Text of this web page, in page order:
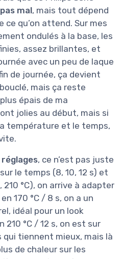
mal, mais tout dépend
qu’on attend. Sur mes
ondulés à la base, les
assez brillantes, et
avec un peu de laque
de journée, ça devient
mais ça reste
épais de ma
jolies au début, mais si
température et le temps,
, ce n’est pas juste
le temps (8, 10, 12 s) et
°C), on arrive à adapter
170 °C / 8 s, on a un
idéal pour un look
210 °C / 12 s, on est sur
qui tiennent mieux, mais là
de chaleur sur les